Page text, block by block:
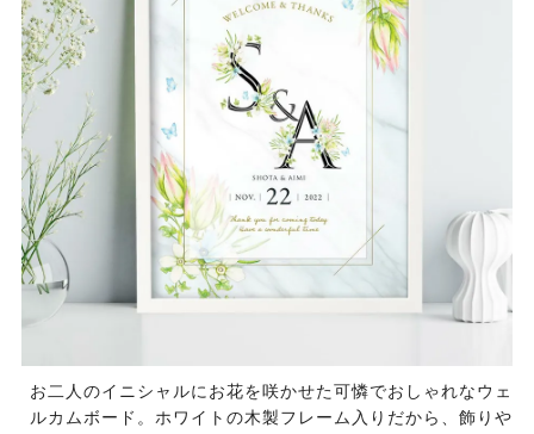
お二人のイニシャルにお花を咲かせた可憐でおしゃれなウェ
ルカムボード。ホワイトの木製フレーム入りだから、飾りや